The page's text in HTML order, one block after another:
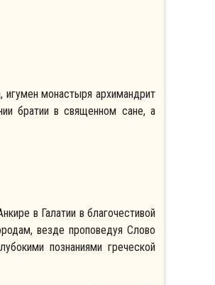
игумен монастыря архимандрит
братии в священном сане, а
в Галатии в благочестивой
везде проповедуя Слово
познаниями греческой